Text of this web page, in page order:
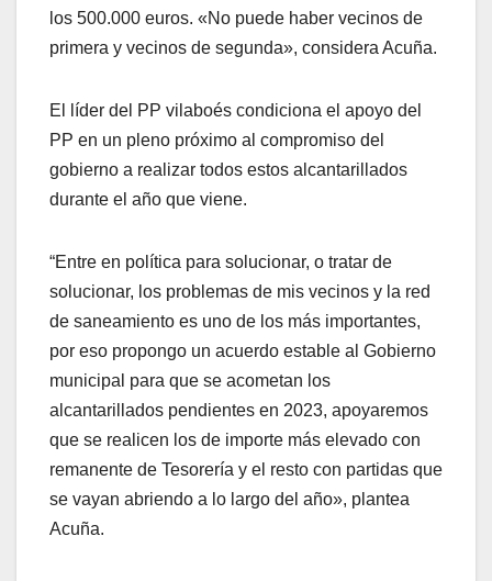
los 500.000 euros. «No puede haber vecinos de
primera y vecinos de segunda», considera Acuña.
El líder del PP vilaboés condiciona el apoyo del
PP en un pleno próximo al compromiso del
gobierno a realizar todos estos alcantarillados
durante el año que viene.
“Entre en política para solucionar, o tratar de
solucionar, los problemas de mis vecinos y la red
de saneamiento es uno de los más importantes,
por eso propongo un acuerdo estable al Gobierno
municipal para que se acometan los
alcantarillados pendientes en 2023, apoyaremos
que se realicen los de importe más elevado con
remanente de Tesorería y el resto con partidas que
se vayan abriendo a lo largo del año», plantea
Acuña.